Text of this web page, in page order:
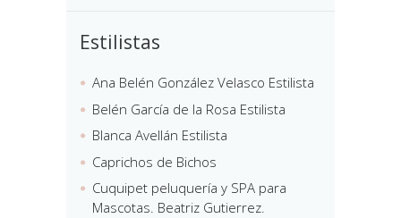
Estilistas
Ana Belén González Velasco Estilista
Belén García de la Rosa Estilista
Blanca Avellán Estilista
Caprichos de Bichos
Cuquipet peluquería y SPA para
Mascotas. Beatriz Gutierrez.